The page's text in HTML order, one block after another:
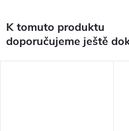
K tomuto produktu
doporučujeme ještě